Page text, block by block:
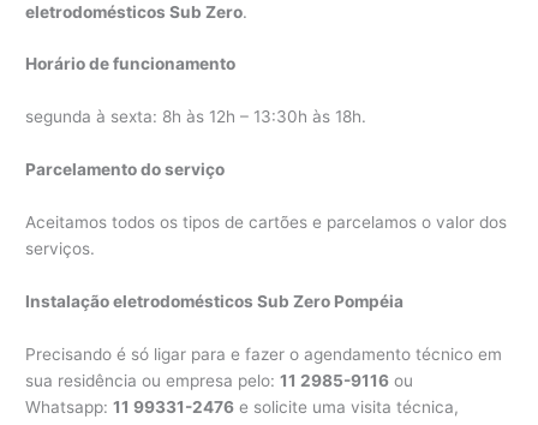
eletrodomésticos Sub Zero.
Horário de funcionamento
segunda à sexta: 8h às 12h – 13:30h às 18h.
Parcelamento do serviço
Aceitamos todos os tipos de cartões e parcelamos o valor dos
serviços.
Instalação eletrodomésticos Sub Zero Pompéia
Precisando é só ligar para e fazer o agendamento técnico em
sua residência ou empresa pelo:11 2985-9116 ou
Whatsapp:11 99331-2476 e solicite uma visita técnica,